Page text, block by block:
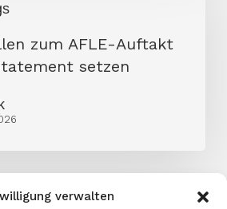
verwalten
zum AFLE-Auftakt
setzen